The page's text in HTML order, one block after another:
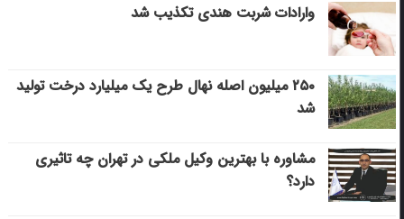
وارادات شربت هندی تکذیب شد
۲۵۰ میلیون اصله نهال طرح یک میلیارد درخت تولید
شد
مشاوره با بهترین وکیل ملکی در تهران چه تاثیری
دارد؟